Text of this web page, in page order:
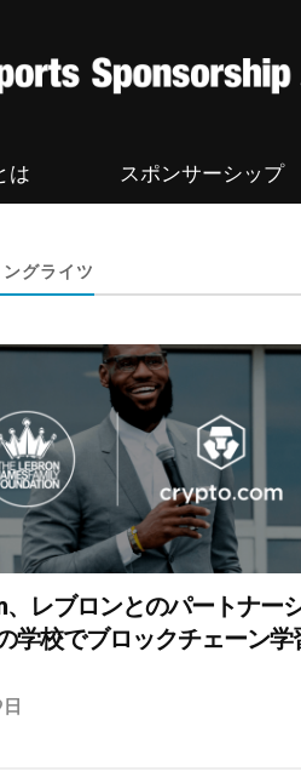
は スポンサーシップ
グライツ
、レブロンとのパートナー
学校でブロックチェーン学